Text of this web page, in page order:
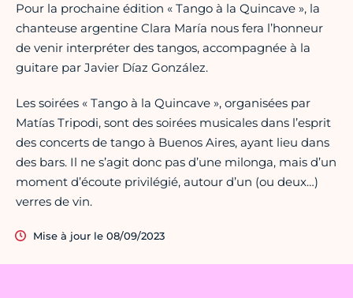
Pour la prochaine édition « Tango à la Quincave », la
chanteuse argentine Clara María nous fera l’honneur
de venir interpréter des tangos, accompagnée à la
guitare par Javier Díaz González.
Les soirées « Tango à la Quincave », organisées par
Matías Tripodi, sont des soirées musicales dans l’esprit
des concerts de tango à Buenos Aires, ayant lieu dans
des bars. Il ne s’agit donc pas d’une milonga, mais d’un
moment d’écoute privilégié, autour d’un (ou deux…)
verres de vin.
Mise à jour le 08/09/2023